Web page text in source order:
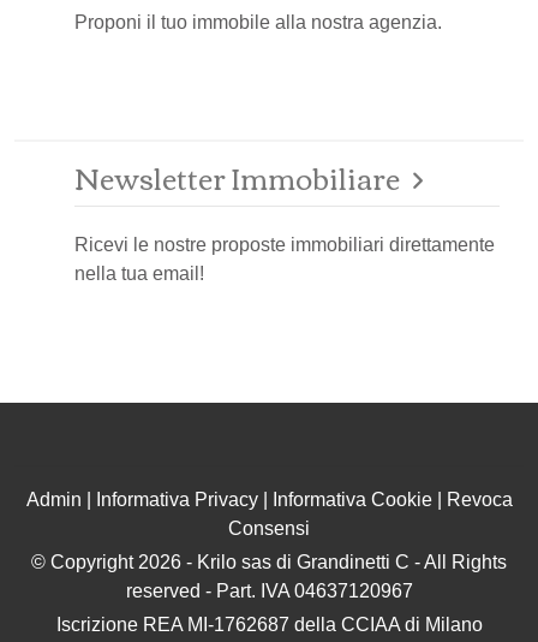
Proponi il tuo immobile alla nostra agenzia.
Newsletter Immobiliare
Ricevi le nostre proposte immobiliari direttamente
nella tua email!
Admin Informativa Privacy| Informativa Cookie|
Revoca
Consensi
© Copyright 2026 - Krilo sas di Grandinetti C - All Rights
reserved - Part. IVA 04637120967
Iscrizione REA MI-1762687 della CCIAA di Milano